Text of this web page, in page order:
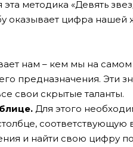
методика «Девять
оказывает цифра нашей
нам – кем мы на
предназначения. Эти
свои скрытые таланты.
Для этого
соответствующую
и найти свою цифру